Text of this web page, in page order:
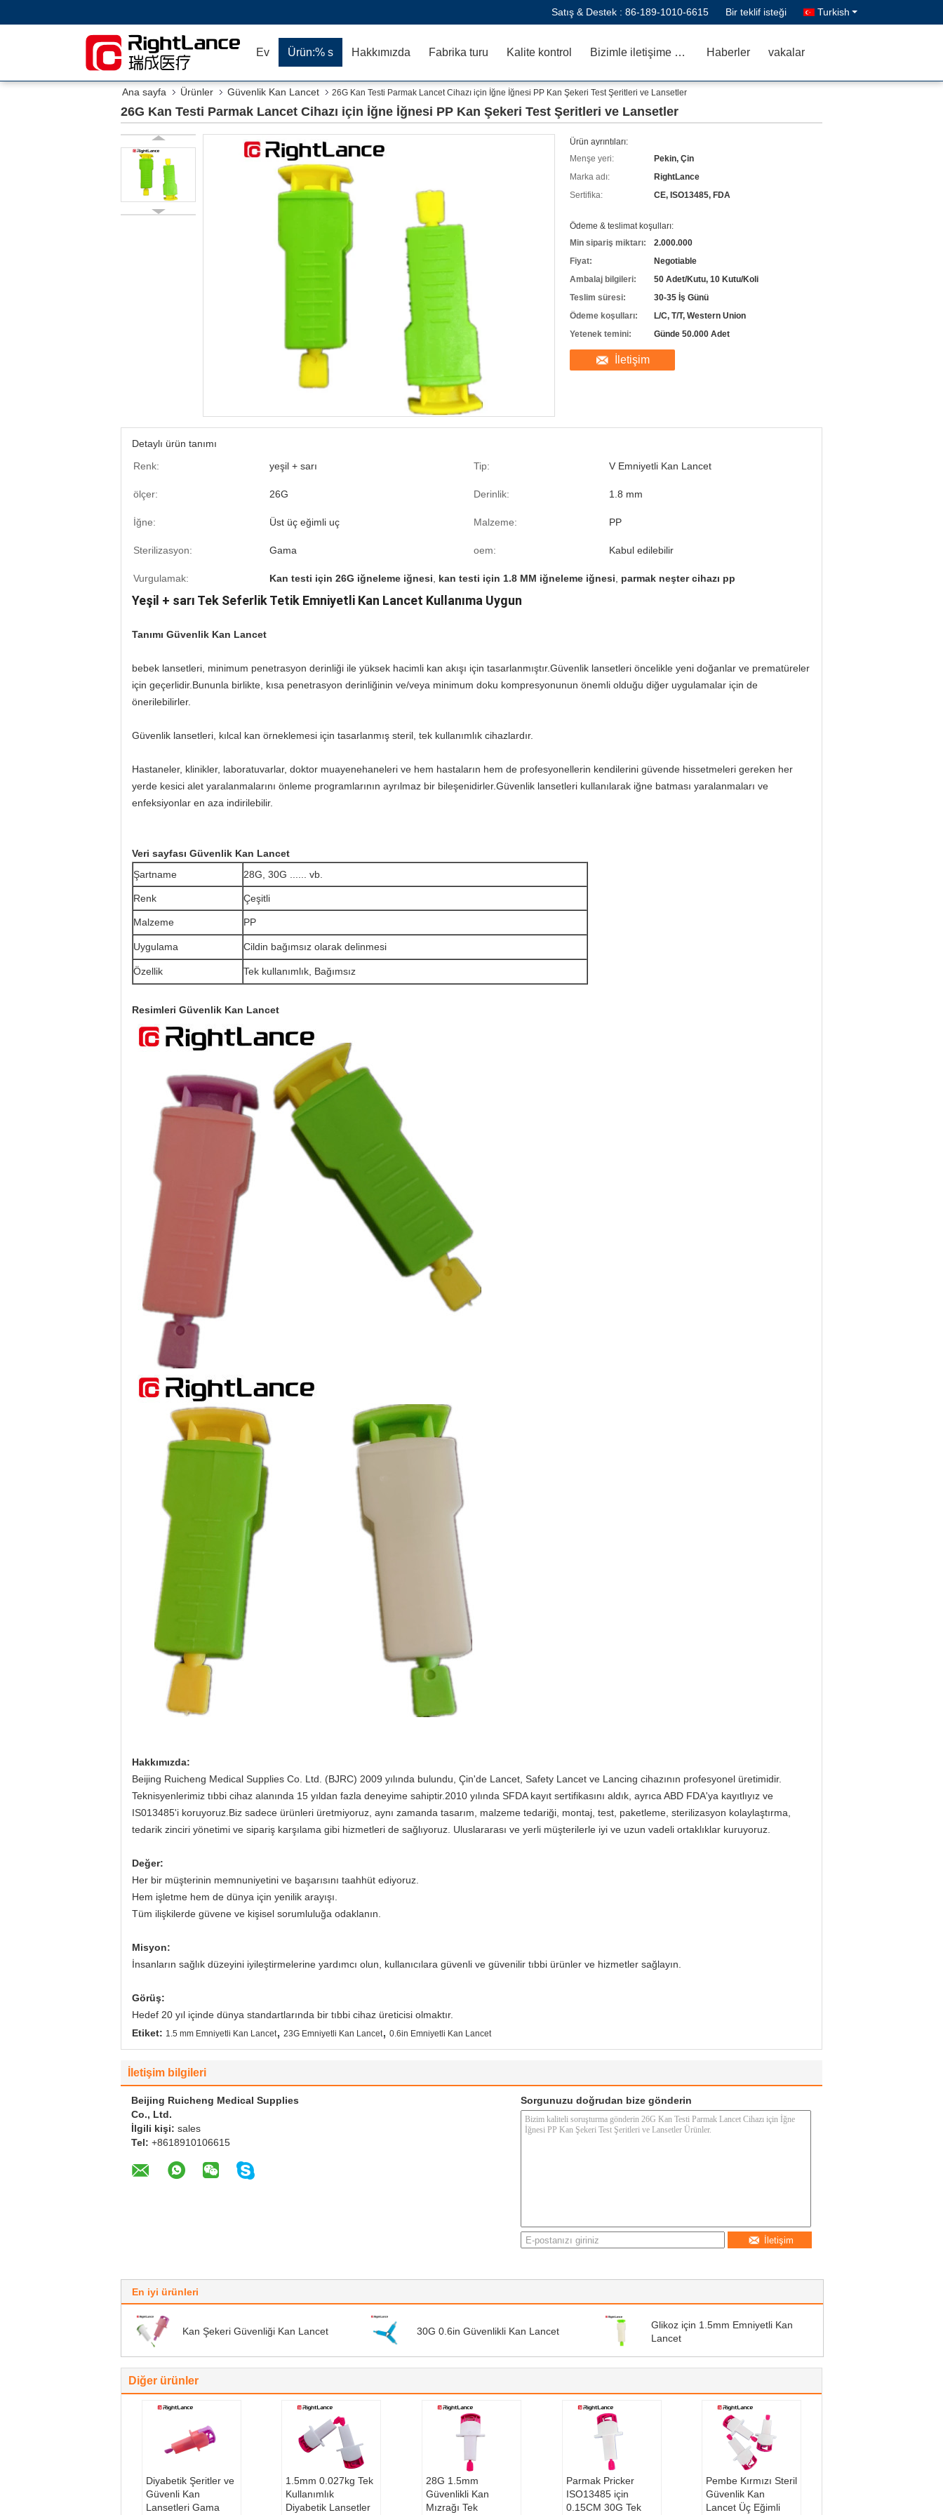
Satış & Destek : 86-189-1010-6615 Bir teklif isteği Turkish
Ev Ürün:% s Hakkımızda Fabrika turu Kalite kontrol Bizimle iletişime geçin Haberler vakalar
Ana sayfa Ürünler Güvenlik Kan Lancet 26G Kan Testi Parmak Lancet Cihazı için İğne İğnesi PP Kan Şekeri Test Şeritleri ve Lansetler
26G Kan Testi Parmak Lancet Cihazı için İğne İğnesi PP Kan Şekeri Test Şeritleri ve Lansetler
Ürün ayrıntıları:
Menşe yeri:
Pekin, Çin
Marka adı:
RightLance
Sertifika:
CE, ISO13485, FDA
Ödeme & teslimat koşulları:
Min sipariş miktarı:
2.000.000
Fiyat:
Negotiable
Ambalaj bilgileri:
50 Adet/Kutu, 10 Kutu/Koli
Teslim süresi:
30-35 İş Günü
Ödeme koşulları:
L/C, T/T, Western Union
Yetenek temini:
Günde 50.000 Adet
İletişim
Detaylı ürün tanımı
Renk:
yeşil + sarı Tip: V Emniyetli Kan Lancet
ölçer: 26G Derinlik: 1.8 mm
İğne: Üst üç eğimli uç Malzeme: PP
Sterilizasyon: Gama oem: Kabul edilebilir
Vurgulamak: Kan testi için 26G iğneleme iğnesi kan testi için 1.8 MM iğneleme iğnesi parmak neşter cihazı pp
Yeşil + sarı Tek Seferlik Tetik Emniyetli Kan Lancet Kullanıma Uygun
Tanımı Güvenlik Kan Lancet
bebek lansetleri, minimum penetrasyon derinliği ile yüksek hacimli kan akışı için tasarlanmıştır.Güvenlik lansetleri öncelikle yeni doğanlar ve prematüreler
için geçerlidir.Bununla birlikte, kısa penetrasyon derinliğinin ve/veya minimum doku kompresyonunun önemli olduğu diğer uygulamalar için de
önerilebilirler.
Güvenlik lansetleri, kılcal kan örneklemesi için tasarlanmış steril, tek kullanımlık cihazlardır.
Hastaneler, klinikler, laboratuvarlar, doktor muayenehaneleri ve hem hastaların hem de profesyonellerin kendilerini güvende hissetmeleri gereken her
yerde kesici alet yaralanmalarını önleme programlarının ayrılmaz bir bileşenidirler.Güvenlik lansetleri kullanılarak iğne batması yaralanmaları ve
enfeksiyonlar en aza indirilebilir.
Veri sayfası Güvenlik Kan Lancet
Şartname
28G, 30G ...... vb.
Renk Çeşitli
Malzeme PP
Uygulama Cildin bağımsız olarak delinmesi
Özellik Tek kullanımlık, Bağımsız
Resimleri Güvenlik Kan Lancet
Hakkımızda:
Beijing Ruicheng Medical Supplies Co. Ltd. (BJRC) 2009 yılında bulundu, Çin'de Lancet, Safety Lancet ve Lancing cihazının profesyonel üretimidir.
Teknisyenlerimiz tıbbi cihaz alanında 15 yıldan fazla deneyime sahiptir.2010 yılında SFDA kayıt sertifikasını aldık, ayrıca ABD FDA'ya kayıtlıyız ve
IS013485'i koruyoruz.Biz sadece ürünleri üretmiyoruz, aynı zamanda tasarım, malzeme tedariği, montaj, test, paketleme, sterilizasyon kolaylaştırma,
tedarik zinciri yönetimi ve sipariş karşılama gibi hizmetleri de sağlıyoruz. Uluslararası ve yerli müşterilerle iyi ve uzun vadeli ortaklıklar kuruyoruz.
Değer:
Her bir müşterinin memnuniyetini ve başarısını taahhüt ediyoruz.
Hem işletme hem de dünya için yenilik arayışı.
Tüm ilişkilerde güvene ve kişisel sorumluluğa odaklanın.
Misyon:
İnsanların sağlık düzeyini iyileştirmelerine yardımcı olun, kullanıcılara güvenli ve güvenilir tıbbi ürünler ve hizmetler sağlayın.
Görüş:
Hedef 20 yıl içinde dünya standartlarında bir tıbbi cihaz üreticisi olmaktır.
Etiket: 1.5 mm Emniyetli Kan Lancet, 23G Emniyetli Kan Lancet, 0.6in Emniyetli Kan Lancet
İletişim bilgileri
Beijing Ruicheng Medical Supplies
Co., Ltd.
İlgili kişi: sales
Tel: +8618910106615
Sorgunuzu doğrudan bize gönderin
İletişim
En iyi ürünleri
Kan Şekeri Güvenliği Kan Lancet 30G 0.6in Güvenlikli Kan Lancet
Glikoz için 1.5mm Emniyetli Kan
Lancet
Diğer ürünler
Diyabetik Şeritler ve
Güvenli Kan
Lansetleri Gama
1.5mm 0.027kg Tek
Kullanımlık
Diyabetik Lansetler
28G 1.5mm
Güvenlikli Kan
Mızrağı Tek
Parmak Pricker
ISO13485 için
0.15CM 30G Tek
Pembe Kırmızı Steril
Güvenlik Kan
Lancet Üç Eğimli